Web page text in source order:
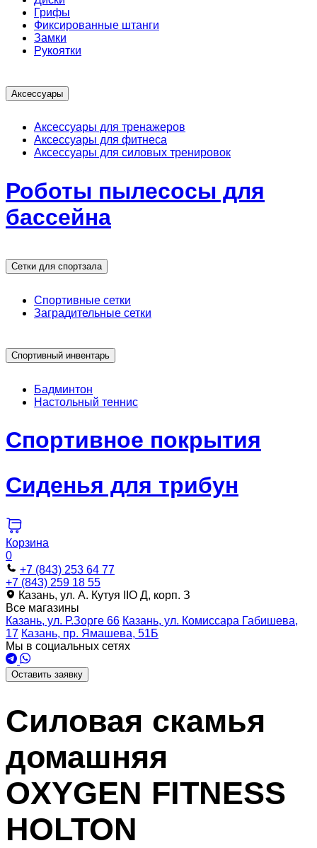
Грифы
Фиксированные штанги
Замки
Рукоятки
Аксессуары
Аксессуары для тренажеров
Аксессуары для фитнеса
Аксессуары для силовых тренировок
Роботы пылесосы для
бассейна
Сетки для спортзала
Спортивные сетки
Заградительные сетки
Спортивный инвентарь
Бадминтон
Настольный теннис
Спортивное покрытия
Сиденья для трибун
Корзина
0
+7 (843) 253 64 77
+7 (843) 259 18 55
Казань, ул. А. Кутуя IIO Д, корп. З
Все магазины
Казань, ул. Р.Зорге 66 Казань, ул. Комиссара Габишева,
17 Казань, пр. Ямашева, 51Б
Мы в социальных сетях
Оставить заявку
Силовая скамья
домашняя
OXYGEN FITNESS
HOLTON